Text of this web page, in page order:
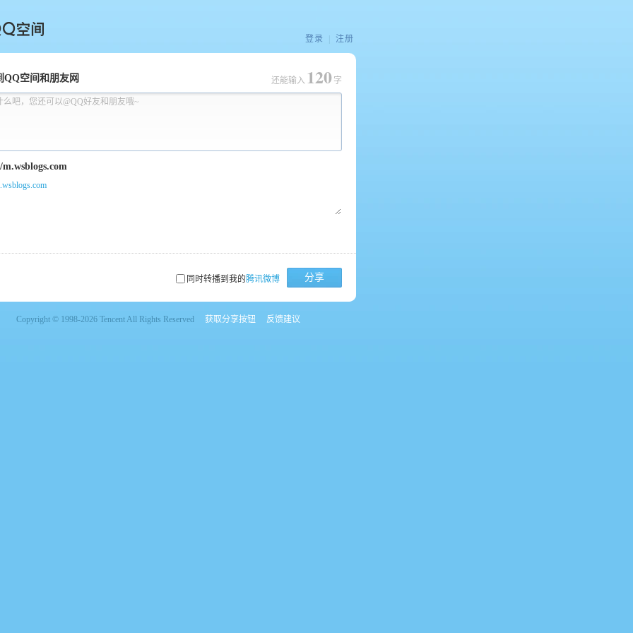
间
登录 注册
QQ空间和朋友网
么吧，您还可以@QQ好友和朋友哦~
还能输入 120 字
同时转播到我的腾讯微博 分享
Copyright © 1998-2026 Tencent All Rights Reserved 获取分享按钮 反馈建议